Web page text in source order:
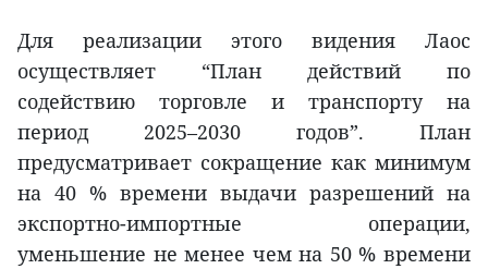
Для реализации этого видения Лаос
осуществляет “План действий по
содействию торговле и транспорту на
период 2025–2030 годов”. План
предусматривает сокращение как минимум
на 40 % времени выдачи разрешений на
экспортно-импортные операции,
уменьшение не менее чем на 50 % времени